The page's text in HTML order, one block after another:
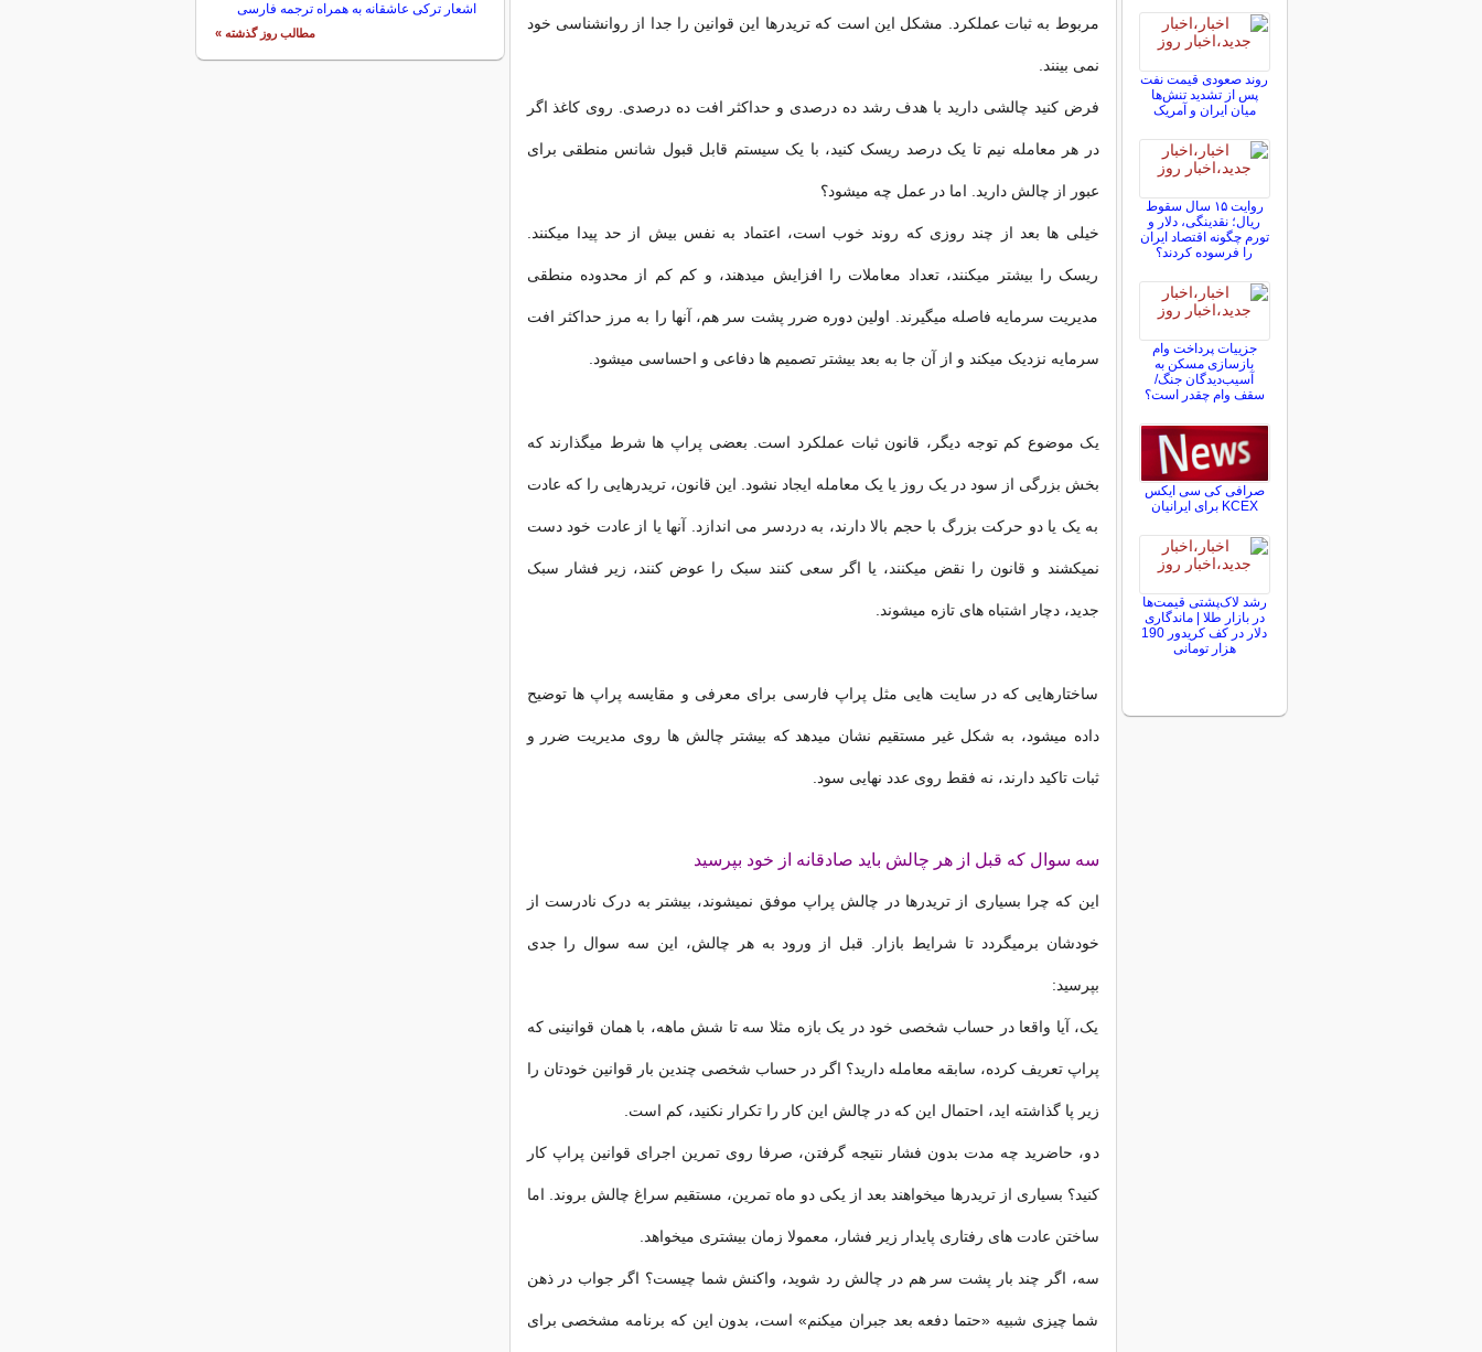
مربوط به ثبات عملکرد. مشکل این است که تریدرها این قوانین را جدا از روانشناسی خود
نمی بینند.
فرض کنید چالشی دارید با هدف رشد ده درصدی و حداکثر افت ده درصدی. روی کاغذ اگر
در هر معامله نیم تا یک درصد ریسک کنید، با یک سیستم قابل قبول شانس منطقی برای
عبور از چالش دارید. اما در عمل چه میشود؟
خیلی ها بعد از چند روزی که روند خوب است، اعتماد به نفس بیش از حد پیدا میکنند.
ریسک را بیشتر میکنند، تعداد معاملات را افزایش میدهند، و کم کم از محدوده منطقی
مدیریت سرمایه فاصله میگیرند. اولین دوره ضرر پشت سر هم، آنها را به مرز حداکثر افت
سرمایه نزدیک میکند و از آن جا به بعد بیشتر تصمیم ها دفاعی و احساسی میشود.
یک موضوع کم توجه دیگر، قانون ثبات عملکرد است. بعضی پراپ ها شرط میگذارند که
بخش بزرگی از سود در یک روز یا یک معامله ایجاد نشود. این قانون، تریدرهایی را که عادت
به یک یا دو حرکت بزرگ با حجم بالا دارند، به دردسر می اندازد. آنها یا از عادت خود دست
نمیکشند و قانون را نقض میکنند، یا اگر سعی کنند سبک را عوض کنند، زیر فشار سبک
جدید، دچار اشتباه های تازه میشوند.
ساختارهایی که در سایت هایی مثل پراپ فارسی برای معرفی و مقایسه پراپ ها توضیح
داده میشود، به شکل غیر مستقیم نشان میدهد که بیشتر چالش ها روی مدیریت ضرر و
ثبات تاکید دارند، نه فقط روی عدد نهایی سود.
سه سوال که قبل از هر چالش باید صادقانه از خود بپرسید
این که چرا بسیاری از تریدرها در چالش پراپ موفق نمیشوند، بیشتر به درک نادرست از
خودشان برمیگردد تا شرایط بازار. قبل از ورود به هر چالش، این سه سوال را جدی
بپرسید:
یک، آیا واقعا در حساب شخصی خود در یک بازه مثلا سه تا شش ماهه، با همان قوانینی که
پراپ تعریف کرده، سابقه معامله دارید؟ اگر در حساب شخصی چندین بار قوانین خودتان را
زیر پا گذاشته اید، احتمال این که در چالش این کار را تکرار نکنید، کم است.
دو، حاضرید چه مدت بدون فشار نتیجه گرفتن، صرفا روی تمرین اجرای قوانین پراپ کار
کنید؟ بسیاری از تریدرها میخواهند بعد از یکی دو ماه تمرین، مستقیم سراغ چالش بروند. اما
ساختن عادت های رفتاری پایدار زیر فشار، معمولا زمان بیشتری میخواهد.
سه، اگر چند بار پشت سر هم در چالش رد شوید، واکنش شما چیست؟ اگر جواب در ذهن
شما چیزی شبیه «حتما دفعه بعد جبران میکنم» است، بدون این که برنامه مشخصی برای
روند صعودی قیمت نفت
پس از تشدید تنش‌ها
میان ایران و آمریک
روایت ۱۵ سال سقوط
ریال؛ نقدینگی، دلار و
تورم چگونه اقتصاد ایران
را فرسوده کردند؟
جزییات پرداخت وام
بازسازی مسکن به
آسیب‌دیدگان جنگ/
سقف وام چقدر است؟
صرافی کی سی ایکس
KCEX برای ایرانیان
رشد لاک‌پشتی قیمت‌ها
در بازار طلا | ماندگاری
دلار در کف کریدور 190
هزار تومانی
اشعار ترکی عاشقانه به همراه ترجمه فارسی
مطالب روز گذشته »